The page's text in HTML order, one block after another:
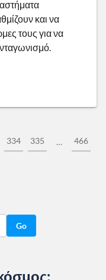
και να
τους για να
334 335 … 466
Go